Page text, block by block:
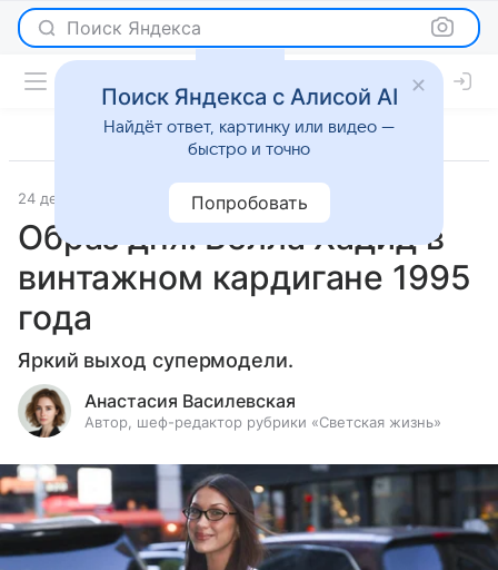
Поиск Яндекса
24 декабря 2024 Светская жизнь
Образ дня: Белла Хадид в
винтажном кардигане 1995
года
Яркий выход супермодели.
Анастасия Василевская
Автор, шеф-редактор рубрики «Светская жизнь»
Поиск Яндекса с Алисой AI
Найдёт ответ, картинку или видео —
быстро и точно
Попробовать